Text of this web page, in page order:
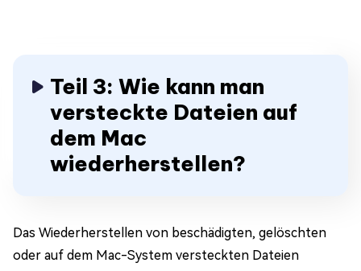
Teil 3: Wie kann man
versteckte Dateien auf
dem Mac
wiederherstellen?
Das Wiederherstellen von beschädigten, gelöschten
oder auf dem Mac-System versteckten Dateien